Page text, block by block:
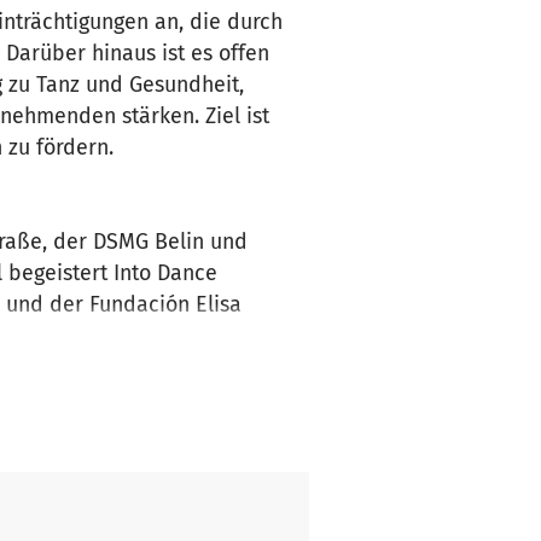
an, die durch
hinaus ist es offen
Tanz und Gesundheit,
stärken. Ziel ist
zu fördern.
der DSMG Belin und
Into Dance
der Fundación Elisa
der Kulturszene und